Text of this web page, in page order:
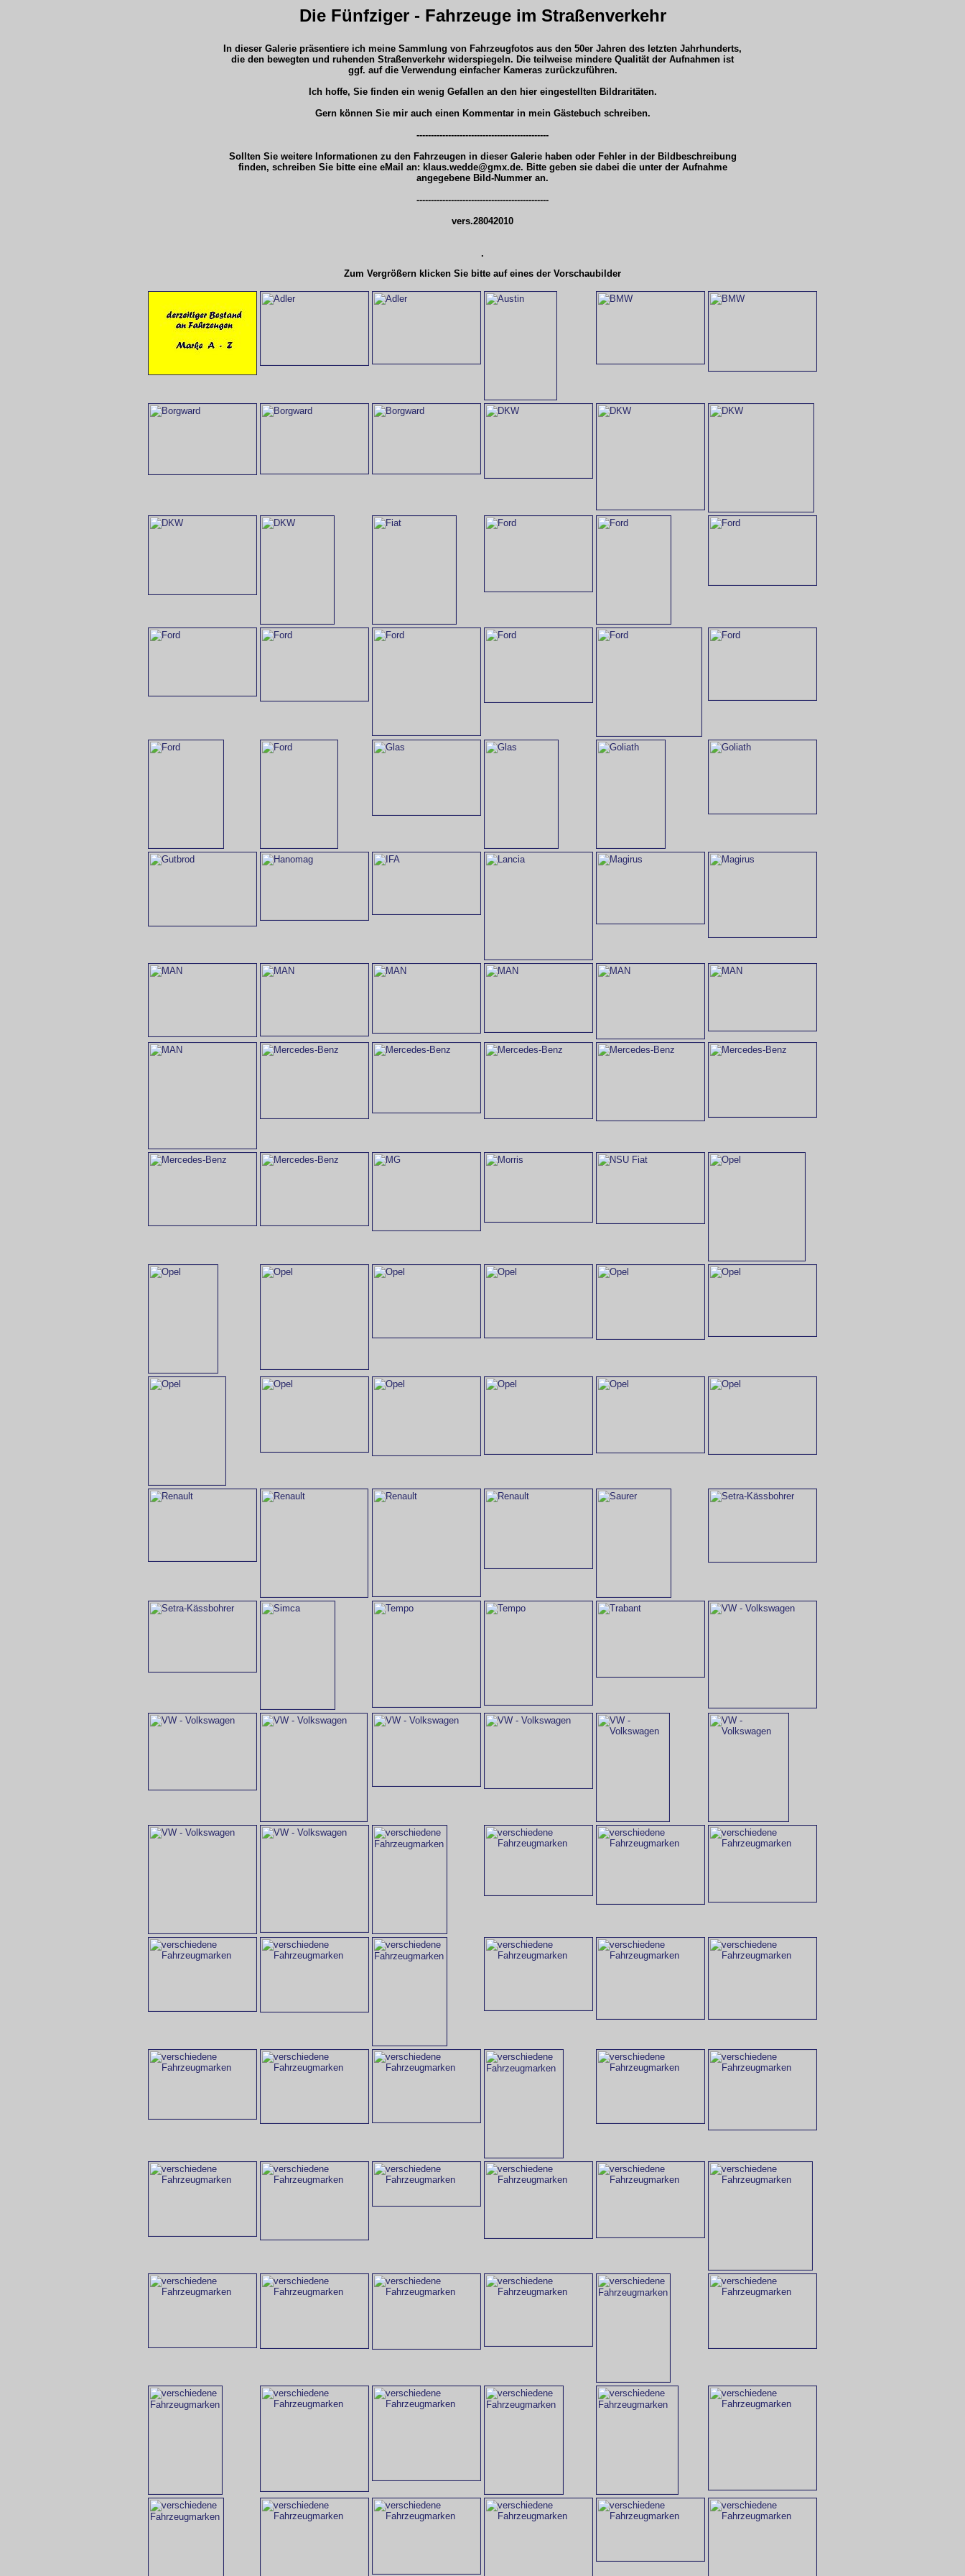
Die Fünfziger - Fahrzeuge im Straßenverkehr
In dieser Galerie präsentiere ich meine Sammlung von Fahrzeugfotos aus den 50er Jahren des letzten Jahrhunderts,
die den bewegten und ruhenden Straßenverkehr widerspiegeln. Die teilweise mindere Qualität der Aufnahmen ist
ggf. auf die Verwendung einfacher Kameras zurückzuführen.
Ich hoffe, Sie finden ein wenig Gefallen an den hier eingestellten Bildraritäten.
Gern können Sie mir auch einen Kommentar in mein Gästebuch schreiben.
----------------------------------------------
Sollten Sie weitere Informationen zu den Fahrzeugen in dieser Galerie haben oder Fehler in der Bildbeschreibung
finden, schreiben Sie bitte eine eMail an: klaus.wedde@gmx.de. Bitte geben sie dabei die unter der Aufnahme
angegebene Bild-Nummer an.
----------------------------------------------
vers.28042010
.
Zum Vergrößern klicken Sie bitte auf eines der Vorschaubilder